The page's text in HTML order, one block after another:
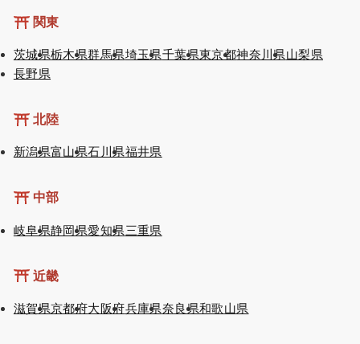
関東
茨城県栃木県群馬県埼玉県千葉県東京都神奈川県山梨県
長野県
北陸
新潟県富山県石川県福井県
中部
岐阜県静岡県愛知県三重県
近畿
滋賀県京都府大阪府兵庫県奈良県和歌山県